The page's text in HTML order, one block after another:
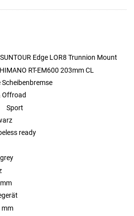
Edge LOR8 Trunnion Mount
RT-EM600 203mm CL
Offroad
Sport
ready
mm